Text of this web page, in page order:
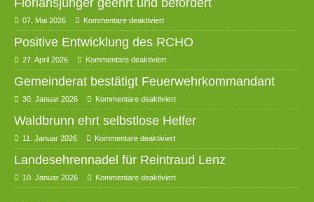
Floriansjünger geehrt und befördert
07. Mai 2026 Kommentare deaktiviert
Positive Entwicklung des RCHO
27. April 2026 Kommentare deaktiviert
Gemeinderat bestätigt Feuerwehrkommandant
30. Januar 2026 Kommentare deaktiviert
Waldbrunn ehrt selbstlose Helfer
11. Januar 2026 Kommentare deaktiviert
Landesehrennadel für Reintraud Lenz
10. Januar 2026 Kommentare deaktiviert